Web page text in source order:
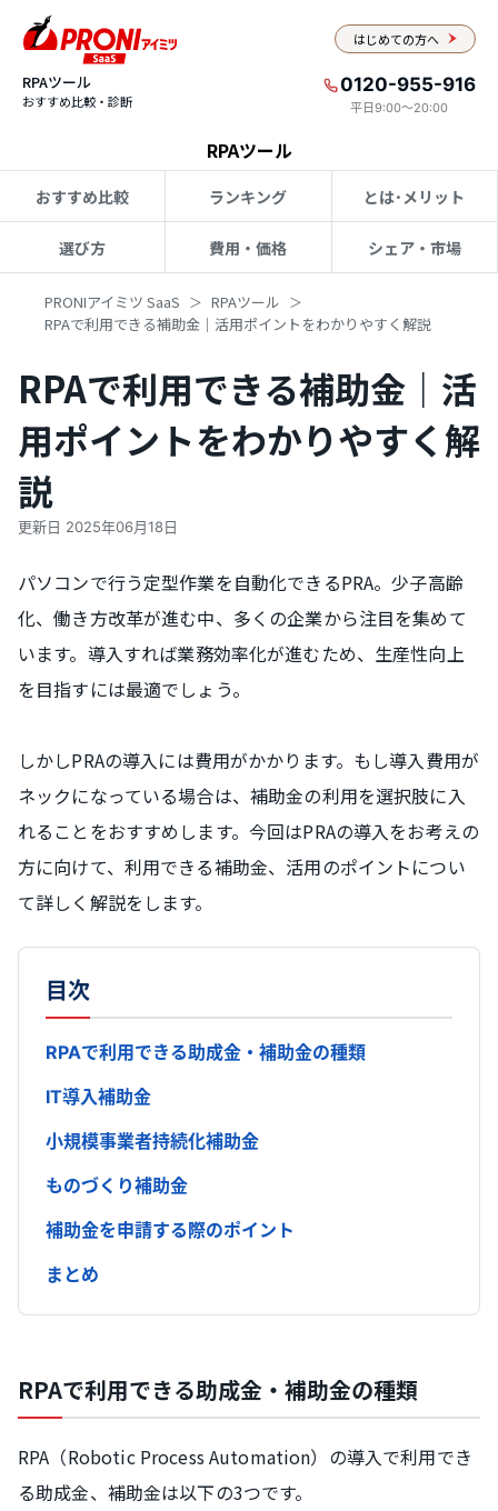
はじめての方へ
RPAツール
おすすめ比較・診断
0120-955-916
平日9:00〜20:00
RPAツール
おすすめ比較 ランキング とは･メリット
選び方 費用・価格 シェア・市場
PRONIアイミツ SaaS
RPAツール
RPAで利用できる補助金｜活用ポイントをわかりやすく解説
RPAで利用できる補助金｜活
用ポイントをわかりやすく解
説
更新日 2025年06月18日
パソコンで行う定型作業を自動化できるPRA。少子高齢
化、働き方改革が進む中、多くの企業から注目を集めて
います。導入すれば業務効率化が進むため、生産性向上
を目指すには最適でしょう。
しかしPRAの導入には費用がかかります。もし導入費用が
ネックになっている場合は、補助金の利用を選択肢に入
れることをおすすめします。今回はPRAの導入をお考えの
方に向けて、利用できる補助金、活用のポイントについ
て詳しく解説をします。
目次
RPAで利用できる助成金・補助金の種類
IT導入補助金
小規模事業者持続化補助金
ものづくり補助金
補助金を申請する際のポイント
まとめ
RPAで利用できる助成金・補助金の種類
RPA（Robotic Process Automation）の導入で利用でき
る助成金、補助金は以下の3つです。